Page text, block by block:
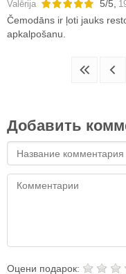
Valērija 5/5,
Čemodāns ir ļoti jauks
apkalpošanu.
Добавить
Оцени подарок: